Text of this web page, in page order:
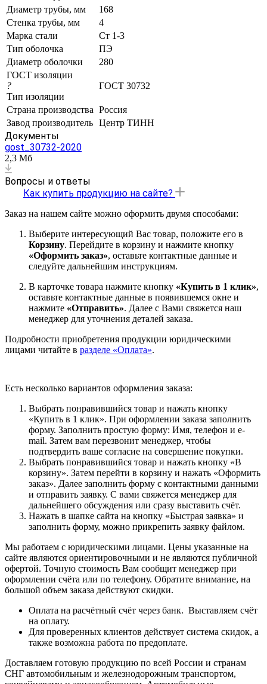
Диаметр трубы, мм
168
Стенка трубы, мм
4
Марка стали
Ст 1-3
Тип оболочка
ПЭ
Диаметр оболочки
280
ГОСТ изоляции
?
Тип изоляции
ГОСТ 30732
Страна производства Россия
Завод производитель Центр ТИНН
Документы
gost_30732-2020
2,3 Мб
Вопросы и ответы
Как купить продукцию на сайте?
Заказ на нашем сайте можно оформить двумя способами:
Выберите интересующий Вас товар, положите его в
Корзину. Перейдите в корзину и нажмите кнопку
«Оформить заказ», оставьте контактные данные и
следуйте дальнейшим инструкциям.
В карточке товара нажмите кнопку «Купить в 1 клик»,
оставьте контактные данные в появившемся окне и
нажмите «Отправить». Далее с Вами свяжется наш
менеджер для уточнения деталей заказа.
Подробности приобретения продукции юридическими
лицами читайте в разделе «Оплата».
Есть несколько вариантов оформления заказа:
Выбрать понравившийся товар и нажать кнопку
«Купить в 1 клик». При оформлении заказа заполнить
форму. Заполнить простую форму: Имя, телефон и e-
mail. Затем вам перезвонит менеджер, чтобы
подтвердить ваше согласие на совершение покупки.
Выбрать понравившийся товар и нажать кнопку «В
корзину». Затем перейти в корзину и нажать «Оформить
заказ». Далее заполнить форму с контактными данными
и отправить заявку. С вами свяжется менеджер для
дальнейшего обсуждения или сразу выставить счёт.
Нажать в шапке сайта на кнопку «Быстрая заявка» и
заполнить форму, можно прикрепить заявку файлом.
Мы работаем с юридическими лицами. Цены указанные на
сайте являются ориентировочными и не являются публичной
офертой. Точную стоимость Вам сообщит менеджер при
оформлении счёта или по телефону. Обратите внимание, на
большой объем заказа действуют скидки.
Оплата на расчётный счёт через банк. Выставляем счёт
на оплату.
Для проверенных клиентов действует система скидок, а
также возможна работа по предоплате.
Доставляем готовую продукцию по всей России и странам
СНГ автомобильным и железнодорожным транспортом,